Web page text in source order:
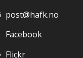
post@hafk.no
Facebook
Flickr